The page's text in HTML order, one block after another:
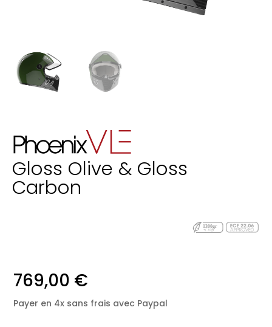
Gloss Olive & Gloss
Carbon
769,00 €
Payer en 4x sans frais avec Paypal